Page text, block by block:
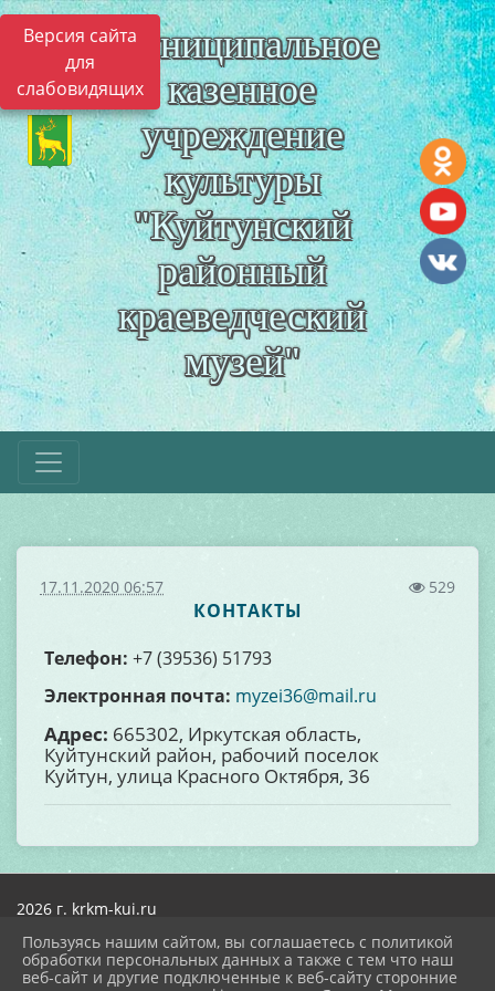
Версия сайта
для
слабовидящих
Муниципальное
казенное
учреждение
культуры
"Куйтунский
районный
краеведческий
музей"
17.11.2020 06:57 529
КОНТАКТЫ
Телефон: +7 (39536) 51793
Электронная почта: myzei36@mail.ru
Адрес: 665302, Иркутская область,
Куйтунский район, рабочий поселок
Куйтун, улица Красного Октября, 36
2026 г. krkm-kui.ru
Карта сайта
Политика обработки персональных данных
Пользуясь нашим сайтом, вы соглашаетесь с политикой
обработки персональных данных а также с тем что наш
веб-сайт и другие подключенные к веб-сайту сторонние